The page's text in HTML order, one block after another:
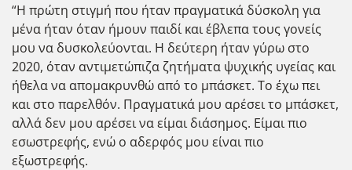
“Η πρώτη στιγμή που ήταν πραγματικά δύσκολη για
μένα ήταν όταν ήμουν παιδί και έβλεπα τους γονείς
μου να δυσκολεύονται. Η δεύτερη ήταν γύρω στο
2020, όταν αντιμετώπιζα ζητήματα ψυχικής υγείας και
ήθελα να απομακρυνθώ από το μπάσκετ. Το έχω πει
και στο παρελθόν. Πραγματικά μου αρέσει το μπάσκετ,
αλλά δεν μου αρέσει να είμαι διάσημος. Είμαι πιο
εσωστρεφής, ενώ ο αδερφός μου είναι πιο
εξωστρεφής.